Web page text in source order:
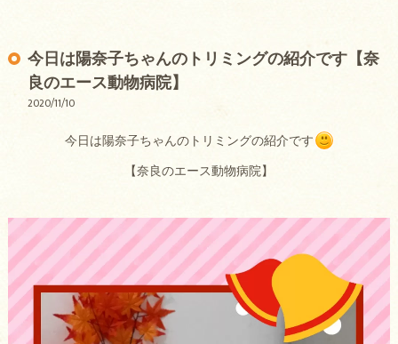
今日は陽奈子ちゃんのトリミングの紹介です【奈
良のエース動物病院】
2020/11/10
今日は陽奈子ちゃんのトリミングの紹介です
【奈良のエース動物病院】